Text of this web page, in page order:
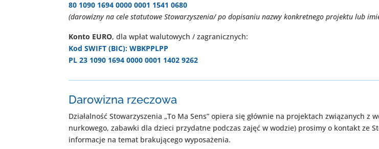
80 1090 1694 0000 0001 1541 0680
(darowizny na cele statutowe Stowarzyszenia/ po dopisaniu nazwy konkretnego projektu lub
Konto EURO, dla wpłat walutowych / zagranicznych:
Kod SWIFT (BIC): WBKPPLPP
PL 23 1090 1694 0000 0001 1402 9262
Darowizna rzeczowa
Działalność Stowarzyszenia „To Ma Sens” opiera się głównie na projektach związanych
nurkowego, zabawki dla dzieci przydatne podczas zajęć w wodzie) prosimy o kontakt ze
informacje na temat brakującego wyposażenia.